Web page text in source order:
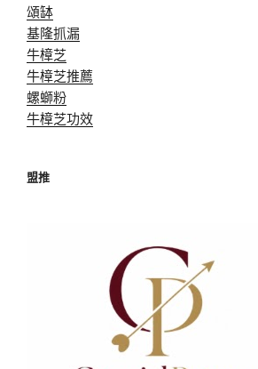
頌缽
基隆抓漏
牛樟芝
牛樟芝推薦
螺螄粉
牛樟芝功效
盟推